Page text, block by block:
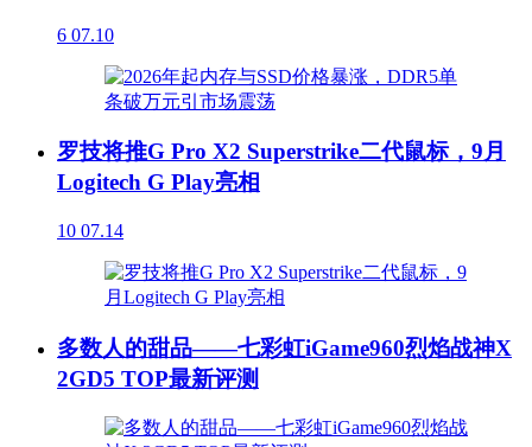
6 07.10
罗技将推G Pro X2 Superstrike二代鼠标，9月
Logitech G Play亮相
10 07.14
多数人的甜品——七彩虹iGame960烈焰战神X
2GD5 TOP最新评测